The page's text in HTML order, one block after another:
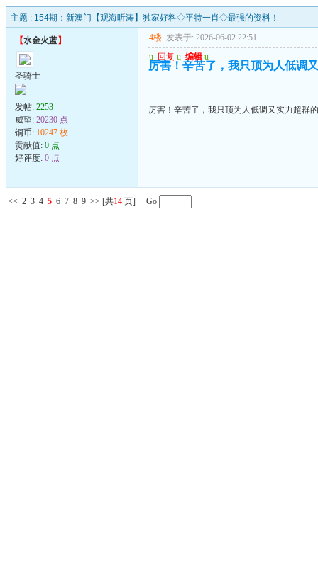
主题 : 154期：新澳门【观海听涛】独家好料◇平特一肖◇最强的资料！
【水金火蓝】
圣骑士
发帖: 2253
威望: 20230 点
铜币: 10247 枚
贡献值: 0 点
好评度: 0 点
4楼 发表于: 2026-06-02 22:51
u 回复 u 编辑 u
厉害！辛苦了，我只顶为人低调
厉害！辛苦了，我只顶为人低调又实力超群
<< 2 3 4 5 6 7 8 9 >> [共14 页] Go